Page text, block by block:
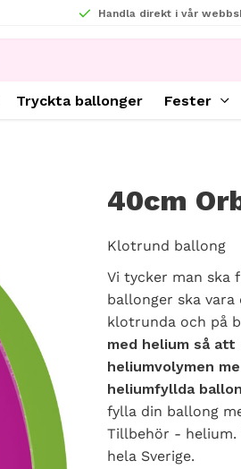
Handla direkt i vår
Tryckta ballonger Fester
40cm
Klotrund ballong
Vi tycker man ska
ballonger ska
klotrunda och på
med helium så
heliumvolymen
heliumfyllda
fylla din ballong
Tillbehör - helium.
hela Sverige.